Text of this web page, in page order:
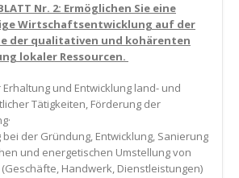
Nr. 2: Ermöglichen Sie eine
Wirtschaftsentwicklung auf der
der qualitativen und kohärenten
lokaler Ressourcen.
und Entwicklung land- und
Tätigkeiten, Förderung der
der Gründung, Entwicklung, Sanierung
und energetischen Umstellung von
Handwerk, Dienstleistungen)